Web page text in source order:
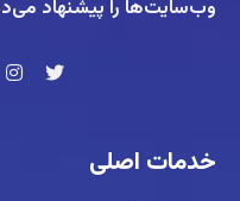
وب‌سایت‌ها را پیشنهاد
خدمات اصلی